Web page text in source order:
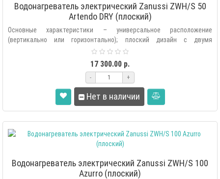
Водонагреватель электрический Zanussi ZWH/S 50
Artendo DRY (плоский)
Основные характеристики – универсальное расположение
(вертикально или горизонтально); плоский дизайн с двумя
внутренними баками «Doubl..
17 300.00 р.
- +
Нет в наличии
Водонагреватель электрический Zanussi ZWH/S 100
Azurro (плоский)